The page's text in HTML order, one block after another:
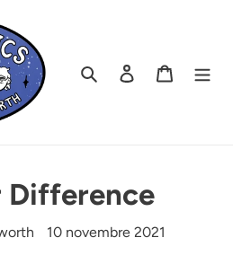
RechercherSe connecter
Panier
Difference
10 novembre 2021